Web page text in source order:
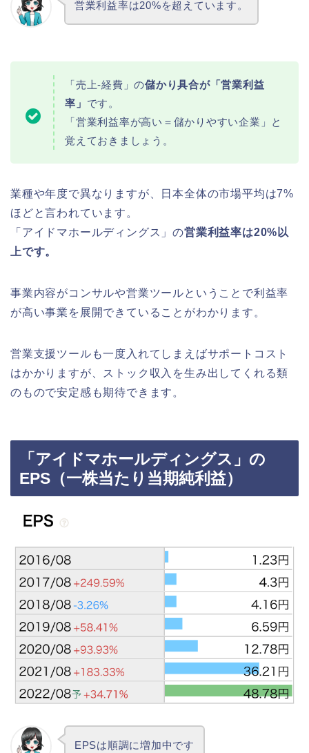
営業利益率は20%を超えています。
「売上-経費」の儲かり具合が「営業利益
率」 です。
「営業利益率が高い＝儲かりやすい企業」と
覚えておきましょう。
業種や年度で異なりますが、日本全体の市場平均は7%
ほどと言われています。
「アイドマホールディングス」の営業利益率は20%以
上です。
事業内容がコンサルや営業ツールということで利益率
が高い事業を展開できていることがわかります。
営業支援ツールも一度入れてしまえばサポートコスト
はかかりますが、ストック収入を生み出してくれる類
のもので安定感も期待できます。
「アイドマホールディングス」の
EPS（一株当たり当期純利益）
EPSは順調に増加中です